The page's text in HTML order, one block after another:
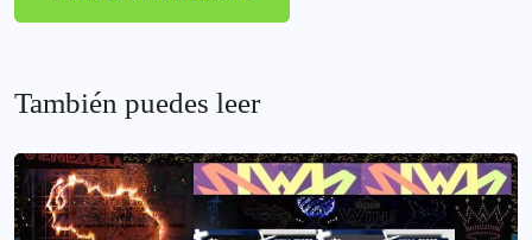
También puedes leer